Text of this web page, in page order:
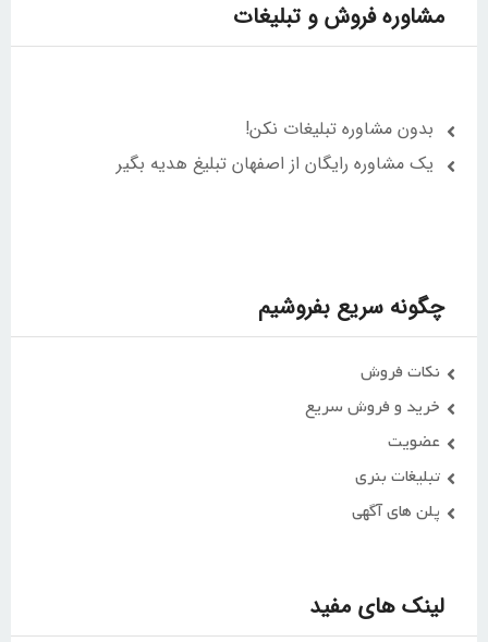
مشاوره فروش و تبلیغات
بدون مشاوره تبلیغات نکن!
یک مشاوره رایگان از اصفهان تبلیغ هدیه بگیر
چگونه سریع بفروشیم
نکات فروش
خرید و فروش سریع
عضویت
تبلیغات بنری
پلن های آگهی
لینک های مفید